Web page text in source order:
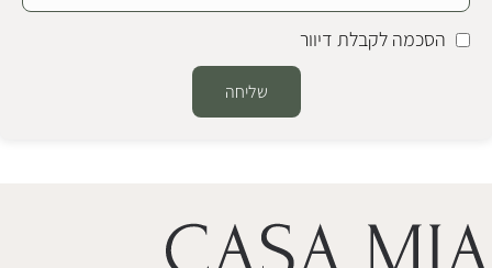
הסכמה לקבלת דיוור
שליחה